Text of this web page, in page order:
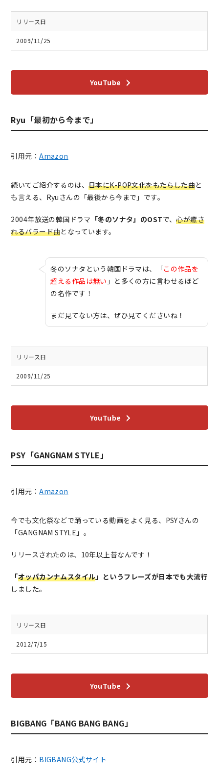
リリース日
2009/11/25
YouTube
Ryu「最初から今まで」
引用元：Amazon
続いてご紹介するのは、日本にK-POP文化をもたらした曲と
も言える、Ryuさんの「最後から今まで」です。
2004年放送の韓国ドラマ 「冬のソナタ」のOSTで、心が癒さ
れるバラード曲となっています。
冬のソナタという韓国ドラマは、「この作品を
超える作品は無い 」と多くの方に言わせるほど
の名作です！
まだ見てない方は、ぜひ見てくださいね！
リリース日
2009/11/25
YouTube
PSY「GANGNAM STYLE」
引用元：Amazon
今でも文化祭などで踊っている動画をよく見る、PSYさんの
「GANGNAM STYLE」。
リリースされたのは、10年以上昔なんです！
「オッパカンナムスタイル」というフレーズが日本でも大流行
しました。
リリース日
2012/7/15
YouTube
BIGBANG「BANG BANG BANG」
引用元： BIGBANG公式サイト